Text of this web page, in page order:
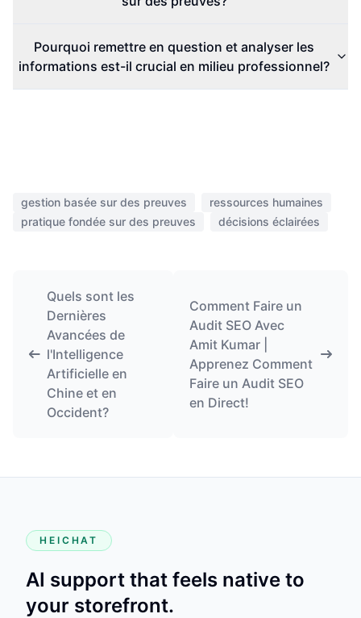
Pourquoi remettre en question et analyser les
informations est-il crucial en milieu professionnel?
gestion basée sur des preuves
ressources humaines
pratique fondée sur des preuves
décisions éclairées
Quels sont les
Dernières
Avancées de
l'Intelligence
Artificielle en
Chine et en
Occident?
Comment Faire un
Audit SEO Avec
Amit Kumar |
Apprenez Comment
Faire un Audit SEO
en Direct!
HEICHAT
AI support that feels native to
your storefront.